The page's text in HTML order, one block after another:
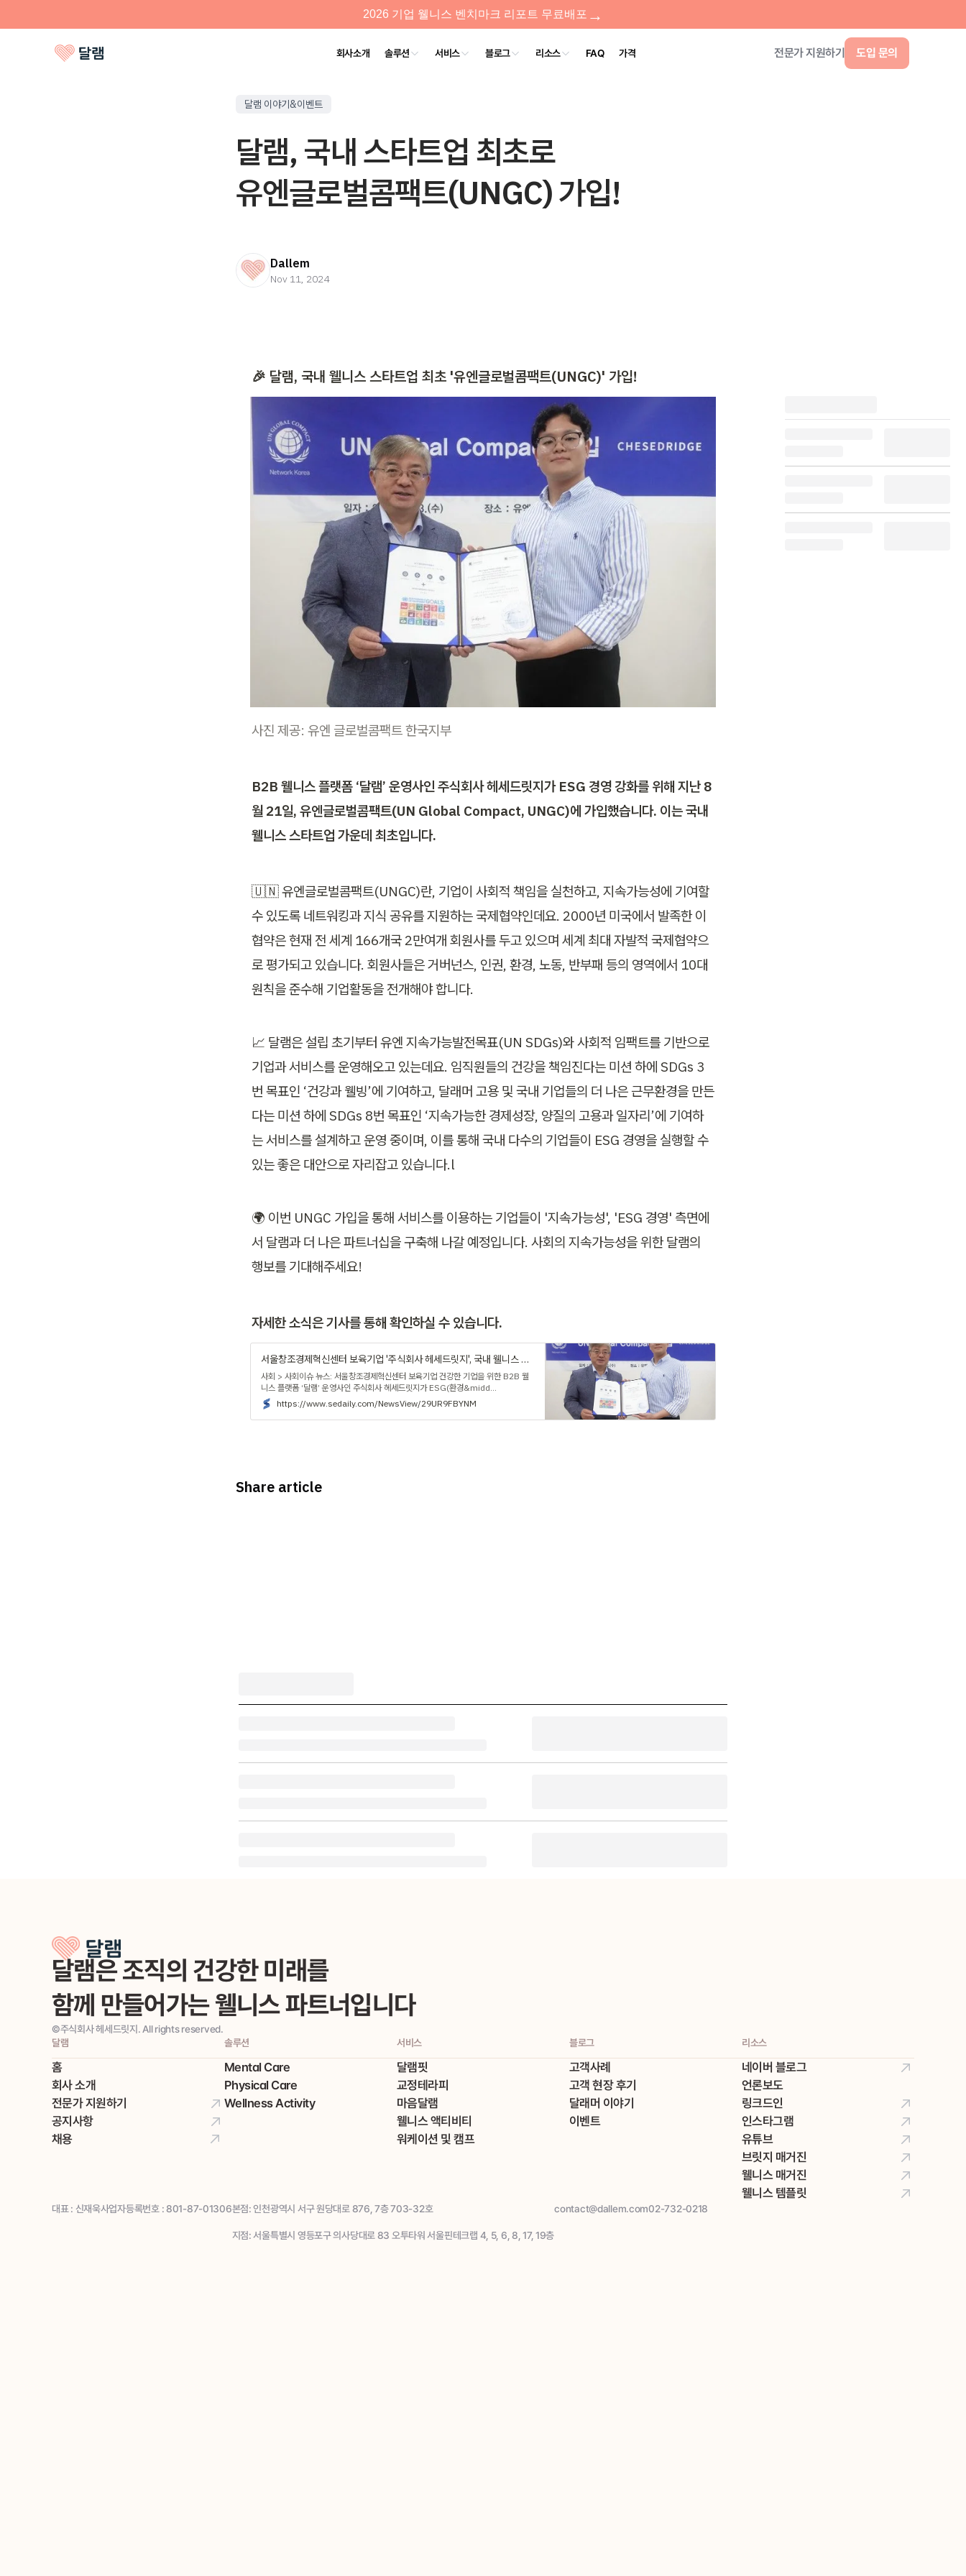
달램 이야기&이벤트
달램, 국내 스타트업 최초로
유엔글로벌콤팩트(UNGC) 가입!
Dallem
Nov 11, 2024
🎉 달램, 국내 웰니스 스타트업 최초 '유엔글로벌콤팩트(UNGC)' 가입!
사진 제공: 유엔 글로벌콤팩트 한국지부
B2B 웰니스 플랫폼 ‘달램’ 운영사인 주식회사 헤세드릿지가 ESG 경영 강화를 위해 지난 8
월 21일, 유엔글로벌콤팩트(UN Global Compact, UNGC)에 가입했습니다. 이는 국내
웰니스 스타트업 가운데 최초입니다.
🇺🇳 유엔글로벌콤팩트(UNGC)란, 기업이 사회적 책임을 실천하고, 지속가능성에 기여할
수 있도록 네트워킹과 지식 공유를 지원하는 국제협약인데요. 2000년 미국에서 발족한 이
협약은 현재 전 세계 166개국 2만여개 회원사를 두고 있으며 세계 최대 자발적 국제협약으
로 평가되고 있습니다. 회원사들은 거버넌스, 인권, 환경, 노동, 반부패 등의 영역에서 10대
원칙을 준수해 기업활동을 전개해야 합니다.
📈 달램은 설립 초기부터 유엔 지속가능발전목표(UN SDGs)와 사회적 임팩트를 기반으로
기업과 서비스를 운영해오고 있는데요. 임직원들의 건강을 책임진다는 미션 하에 SDGs 3
번 목표인 ‘건강과 웰빙’에 기여하고, 달래머 고용 및 국내 기업들의 더 나은 근무환경을 만든
다는 미션 하에 SDGs 8번 목표인 ‘지속가능한 경제성장, 양질의 고용과 일자리’에 기여하
는 서비스를 설계하고 운영 중이며, 이를 통해 국내 다수의 기업들이 ESG 경영을 실행할 수
있는 좋은 대안으로 자리잡고 있습니다.l
🌍 이번 UNGC 가입을 통해 서비스를 이용하는 기업들이 '지속가능성', 'ESG 경영' 측면에
서 달램과 더 나은 파트너십을 구축해 나갈 예정입니다. 사회의 지속가능성을 위한 달램의
행보를 기대해주세요!
자세한 소식은 기사를 통해 확인하실 수 있습니다.
서울창조경제혁신센터 보육기업 '주식회사 헤세드릿지', 국내 웰니스 스타트업 최초 유엔글로벌콤팩트 가입
사회 > 사회이슈 뉴스: 서울창조경제혁신센터 보육기업 건강한 기업을 위한 B2B 웰
니스 플랫폼 ‘달램’ 운영사인 주식회사 헤세드릿지가 ESG(환경&midd...
https://www.sedaily.com/NewsView/29UR9FBYNM
Share article